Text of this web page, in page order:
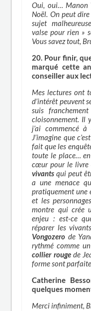
Oui, oui… Manon
Noël. On peut
sujet
valse pour rien »
Vous savez tout,
20. Pour finir,
marqué cette
conseiller aux
Mes lectures ont
d’intérêt peuvent
suis
cloisonnement. Il
j’ai commencé
J’imagine que
fait que les
toute le place…
cœur pour le livre
vivants qui peut
a une menace
pratiquement une
et les
montre qui crée
enjeu : est-ce
réparer les
Vongozero de
rythmé comme
collier rougede
forme sont
Catherine
quelques
Merci infiniment,